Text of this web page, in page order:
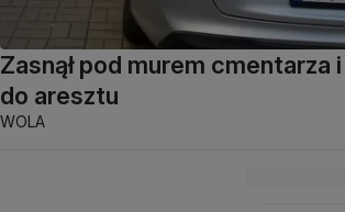
Zasnął pod murem cmentarza
do aresztu
WOLA